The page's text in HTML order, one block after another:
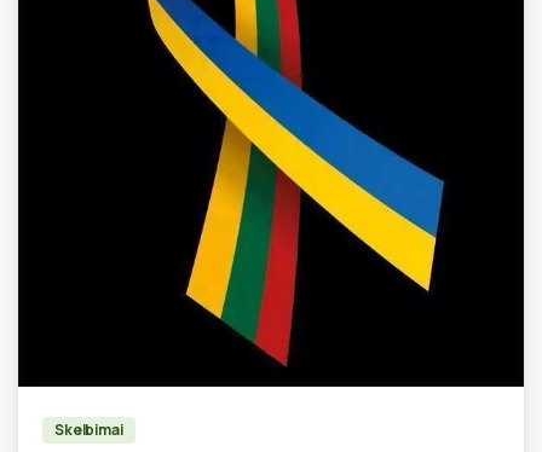
Skelbimai